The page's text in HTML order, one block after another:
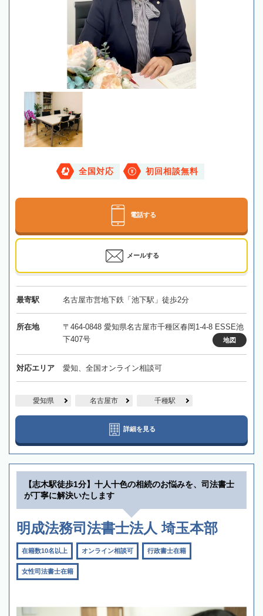
全国対応 初回相談無料
電話する
メールする
最寄駅 名古屋市営地下鉄「池下駅」徒歩2分
所在地
〒464-0848 愛知県名古屋市千種区春岡1-4-8 ESSE池
下407号
地図
対応エリア 愛知、全国オンライン相談可
愛知県 名古屋市 千種駅
詳細を見る
【志木駅徒歩1分】十人十色の相続のお悩みを、司法書士
が丁寧に解決いたします
明成法務司法書士法人 埼玉本部
在籍数10名以上 オンライン相談可 行政書士在籍
女性司法書士在籍